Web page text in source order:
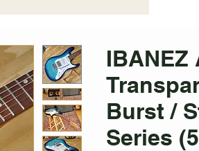
IBANEZ
Burst /
Series